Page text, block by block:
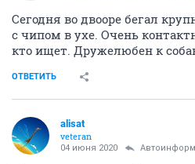
Сегодня во двооре бегал
с чипом в ухе. Очень
кто ищет. Дружелюбен к
ОТВЕТИТЬ
alisat
veteran
04 июня 2020